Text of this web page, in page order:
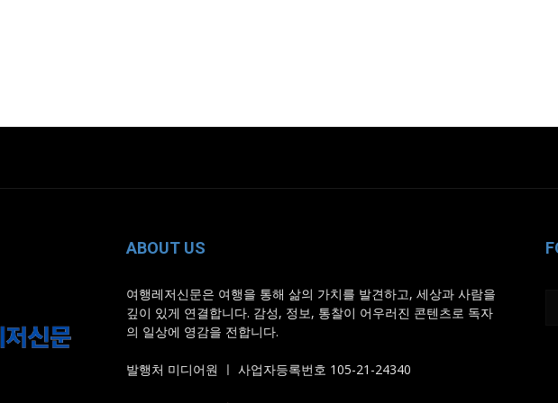
ABOUT US
여행레저신문은 여행을 통해 삶의 가치를 발견하고, 세상과 사람을
깊이 있게 연결합니다. 감성, 정보, 통찰이 어우러진 콘텐츠로 독자
의 일상에 영감을 전합니다.
발행처 미디어원 ㅣ 사업자등록번호 105-21-24340